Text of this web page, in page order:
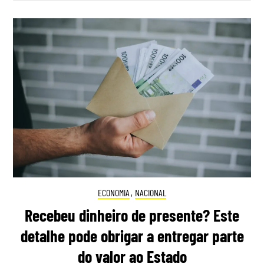
ECONOMIA , NACIONAL
Recebeu dinheiro de presente? Este
detalhe pode obrigar a entregar parte
do valor ao Estado